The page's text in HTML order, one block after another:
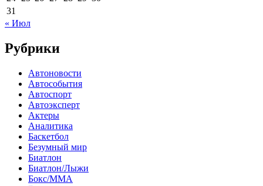
31
« Июл
Рубрики
Автоновости
Автособытия
Автоспорт
Автоэксперт
Актеры
Аналитика
Баскетбол
Безумный мир
Биатлон
Биатлон/Лыжи
Бокс/MMA